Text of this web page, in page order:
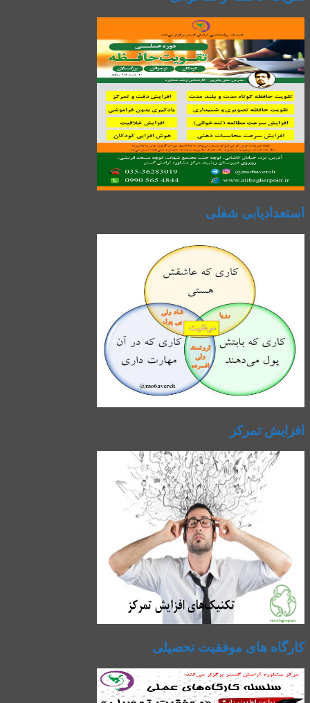
استعدادیابی شغلی
افزایش تمرکز
کارگاه های موفقیت تحصیلی